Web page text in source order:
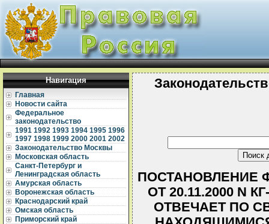
Навигация
Главная
Новости сайта
Федеральное
законодательство
1991 1992 1993 1994 1995 1996
1997 1998 1999 2000 2001 2002
Законодательство Москвы
Московская область
Санкт-Петербург и
Ленинградская область
Амурская область
Воронежская область
Краснодарский край
Омская область
Приморский край
ПОСТАНОВЛЕНИЕ
ОТ 20.11.2000 N
ОТВЕЧАЕТ ПО